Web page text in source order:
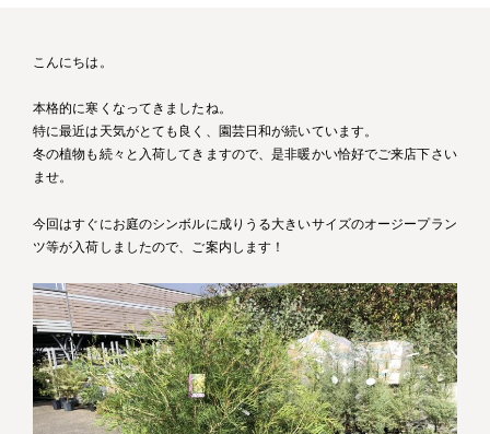
こんにちは。
本格的に寒くなってきましたね。
特に最近は天気がとても良く、園芸日和が続いています。
冬の植物も続々と入荷してきますので、是非暖かい恰好でご来店下さい
ませ。
今回はすぐにお庭のシンボルに成りうる大きいサイズのオージープラン
ツ等が入荷しましたので、ご案内します！